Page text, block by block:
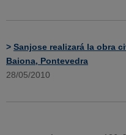
> Sanjose realizará la obra
Baiona, Pontevedra
28/05/2010